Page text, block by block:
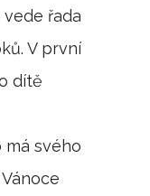
řada
V první
dítě
má svého